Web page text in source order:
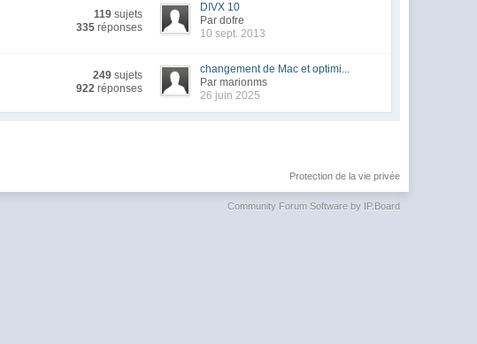
119 sujets
335 réponses
DIVX 10
Par dofre
10 sept. 2013
249 sujets
922 réponses
changement de Mac et optimi...
Par marionms
26 juin 2025
Protection de la vie privée
Community Forum Software by IP.Board